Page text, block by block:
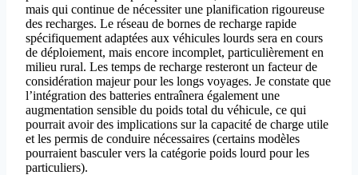
mais qui continue de nécessiter une planification rigoureuse
des recharges. Le réseau de bornes de recharge rapide
spécifiquement adaptées aux véhicules lourds sera en cours
de déploiement, mais encore incomplet, particulièrement en
milieu rural. Les temps de recharge resteront un facteur de
considération majeur pour les longs voyages. Je constate que
l’intégration des batteries entraînera également une
augmentation sensible du poids total du véhicule, ce qui
pourrait avoir des implications sur la capacité de charge utile
et les permis de conduire nécessaires (certains modèles
pourraient basculer vers la catégorie poids lourd pour les
particuliers).